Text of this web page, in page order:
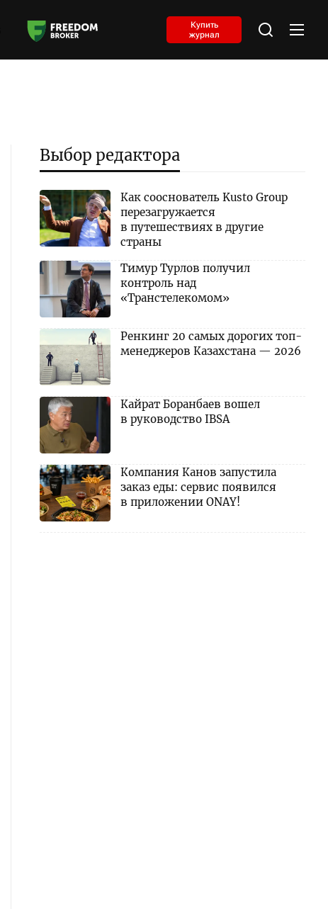
Купить
журнал
Выбор редактора
Как сооснователь Kusto Group
перезагружается
в путешествиях в другие
страны
Тимур Турлов получил
контроль над
«Транстелекомом»
Ренкинг 20 самых дорогих топ-
менеджеров Казахстана — 2026
Кайрат Боранбаев вошел
в руководство IBSA
Компания Канов запустила
заказ еды: сервис появился
в приложении ONAY!